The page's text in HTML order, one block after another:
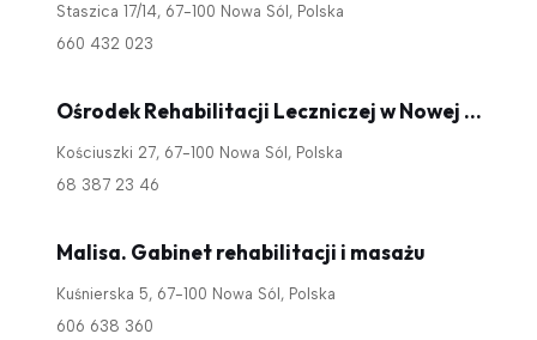
Staszica 17/14, 67-100 Nowa Sól, Polska
660 432 023
Ośrodek Rehabilitacji Leczniczej w Nowej Soli
Kościuszki 27, 67-100 Nowa Sól, Polska
68 387 23 46
Malisa. Gabinet rehabilitacji i masażu
Kuśnierska 5, 67-100 Nowa Sól, Polska
606 638 360